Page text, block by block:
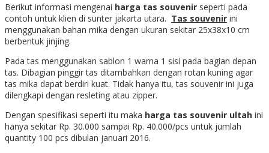
Berikut informasi mengenai harga tas souvenir seperti pada
contoh untuk klien di sunter jakarta utara. Tas souvenir ini
menggunakan bahan mika dengan ukuran sekitar 25x38x10 cm
berbentuk jinjing.
Pada tas menggunakan sablon 1 warna 1 sisi pada bagian depan
tas. Dibagian pinggir tas ditambahkan dengan rotan kuning agar
tas mika dapat berdiri kuat. Tidak hanya itu, tas souvenir ini juga
dilengkapi dengan resleting atau zipper.
Dengan spesifikasi seperti itu maka harga tas souvenir ultah ini
hanya sekitar Rp. 30.000 sampai Rp. 40.000/pcs untuk jumlah
quantity 100 pcs dibulan januari 2016.